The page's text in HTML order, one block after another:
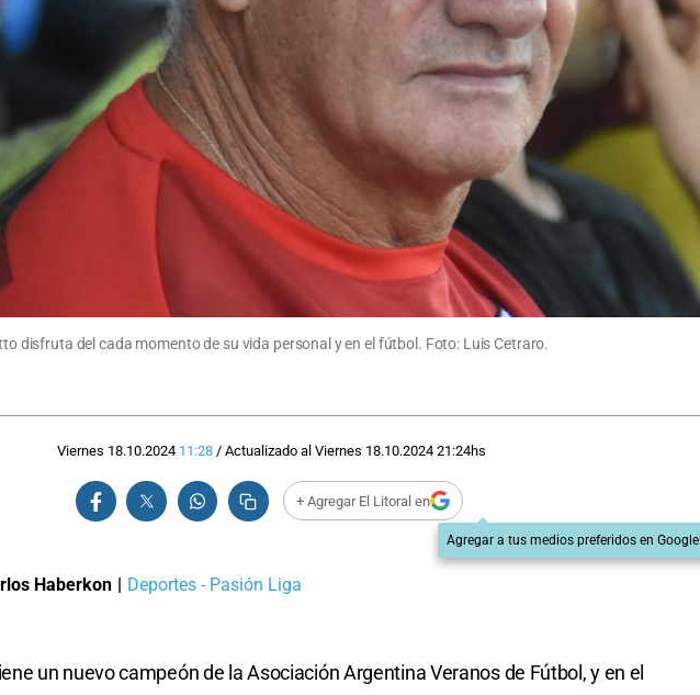
disfruta del cada momento de su vida personal y en el fútbol. Foto: Luis Cetraro.
Viernes 18.10.2024 11:28/ Actualizado al Viernes 18.10.2024 21:24hs
+ Agregar El Litoral en
Agregar a tus medios preferidos en Google
Haberkon Deportes - Pasión Liga
un nuevo campeón de la Asociación Argentina Veranos de Fútbol, y en el